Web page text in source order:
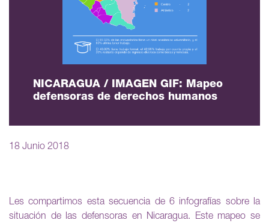
NICARAGUA / IMAGEN GIF: Mapeo
defensoras de derechos humanos
18 Junio 2018
Les compartimos esta secuencia de 6 infografías sobre la
situación de las defensoras en Nicaragua. Este mapeo se